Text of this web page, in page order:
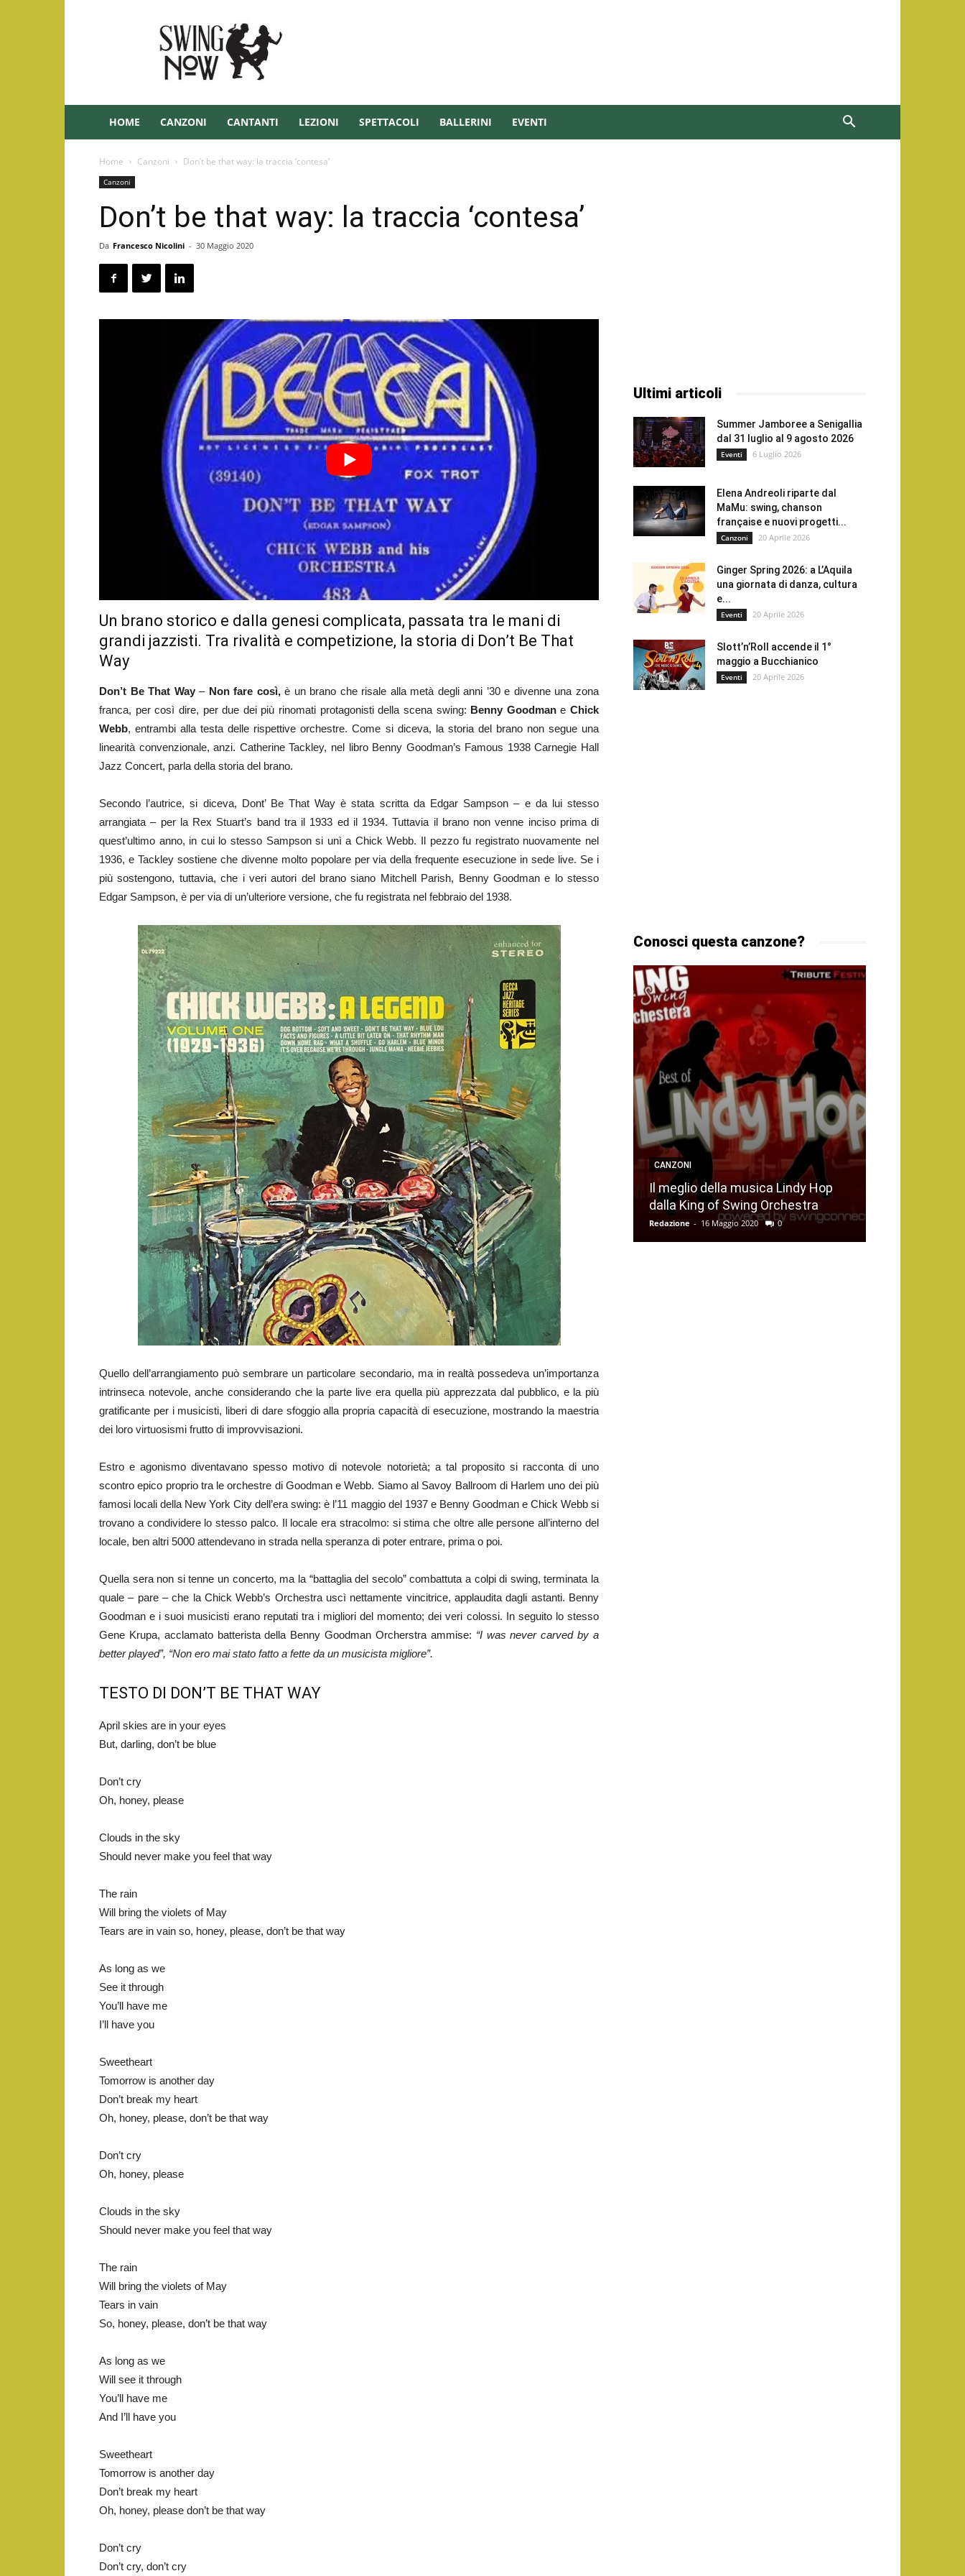
Swing
Swingnow.it
HOME CANZONI CANTANTI LEZIONI SPETTACOLI BALLERINI EVENTI
Home Canzoni Don’t be that way: la traccia ‘contesa’
Canzoni
Don’t be that way: la traccia ‘contesa’
Da Francesco Nicolini - 30 Maggio 2020
Un brano storico e dalla genesi complicata, passata tra le mani di
grandi jazzisti. Tra rivalità e competizione, la storia di Don’t Be That
Way
Don’t Be That Way–Non fare così,è un brano che risale alla metà degli anni ’30 e divenne una zona
franca, per così dire, per due dei più rinomati protagonisti della scena swing: Benny Goodmane Chick
Webb, entrambi alla testa delle rispettive orchestre. Come si diceva, la storia del brano non segue una
linearità convenzionale, anzi. Catherine Tackley, nel libro Benny Goodman’s Famous 1938 Carnegie Hall
Jazz Concert, parla della storia del brano.
Secondo l’autrice, si diceva, Dont’ Be That Way è stata scritta da Edgar Sampson – e da lui stesso
arrangiata – per la Rex Stuart’s band tra il 1933 ed il 1934. Tuttavia il brano non venne inciso prima di
quest’ultimo anno, in cui lo stesso Sampson si unì a Chick Webb. Il pezzo fu registrato nuovamente nel
1936, e Tackley sostiene che divenne molto popolare per via della frequente esecuzione in sede live. Se i
più sostengono, tuttavia, che i veri autori del brano siano Mitchell Parish, Benny Goodman e lo stesso
Edgar Sampson, è per via di un’ulteriore versione, che fu registrata nel febbraio del 1938.
Quello dell’arrangiamento può sembrare un particolare secondario, ma in realtà possedeva un’importanza
intrinseca notevole, anche considerando che la parte live era quella più apprezzata dal pubblico, e la più
gratificante per i musicisti, liberi di dare sfoggio alla propria capacità di esecuzione, mostrando la maestria
dei loro virtuosismi frutto di improvvisazioni.
Estro e agonismo diventavano spesso motivo di notevole notorietà; a tal proposito si racconta di uno
scontro epico proprio tra le orchestre di Goodman e Webb. Siamo al Savoy Ballroom di Harlem uno dei più
famosi locali della New York City dell’era swing: è l’11 maggio del 1937 e Benny Goodman e Chick Webb si
trovano a condividere lo stesso palco. Il locale era stracolmo: si stima che oltre alle persone all’interno del
locale, ben altri 5000 attendevano in strada nella speranza di poter entrare, prima o poi.
Quella sera non si tenne un concerto, ma la “battaglia del secolo” combattuta a colpi di swing, terminata la
quale – pare – che la Chick Webb’s Orchestra uscì nettamente vincitrice, applaudita dagli astanti. Benny
Goodman e i suoi musicisti erano reputati tra i migliori del momento; dei veri colossi. In seguito lo stesso
Gene Krupa, acclamato batterista della Benny Goodman Orcherstra ammise: “I was never carved by a
better played”, “Non ero mai stato fatto a fette da un musicista migliore”.
TESTO DI DON’T BE THAT WAY
April skies are in your eyes
But, darling, don’t be blue
Don’t cry
Oh, honey, please
Clouds in the sky
Should never make you feel that way
The rain
Will bring the violets of May
Tears are in vain so, honey, please, don’t be that way
As long as we
See it through
You’ll have me
I’ll have you
Sweetheart
Tomorrow is another day
Don’t break my heart
Oh, honey, please, don’t be that way
Don’t cry
Oh, honey, please
Clouds in the sky
Should never make you feel that way
The rain
Will bring the violets of May
Tears in vain
So, honey, please, don’t be that way
As long as we
Will see it through
You’ll have me
And I’ll have you
Sweetheart
Tomorrow is another day
Don’t break my heart
Oh, honey, please don’t be that way
Don’t cry
Don’t cry, don’t cry
Ultimi articoli
Summer Jamboree a Senigallia
dal 31 luglio al 9 agosto 2026
Eventi 6 Luglio 2026
Elena Andreoli riparte dal
MaMu: swing, chanson
française e nuovi progetti...
Canzoni 20 Aprile 2026
Ginger Spring 2026: a L’Aquila
una giornata di danza, cultura
e...
Eventi 20 Aprile 2026
Slott’n’Roll accende il 1°
maggio a Bucchianico
Eventi 20 Aprile 2026
Conosci questa canzone?
CANZONI
Il meglio della musica Lindy Hop
dalla King of Swing Orchestra
Redazione - 16 Maggio 2020 0